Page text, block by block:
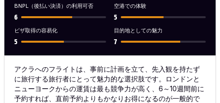
BNPL（後払い決済）の利用可否
6
空港での体験
5
ビザ取得の容易化
5
目的地としての魅力
7
アクラへのフライトは、事前に計画を立て、先入観を持たず
に旅行する旅行者にとって魅力的な選択肢です。ロンドンと
ニューヨークからの運賃は最も競争力が高く、6～10週間前に
予約すれば、直前予約よりもかなりお得になるのが一般的で